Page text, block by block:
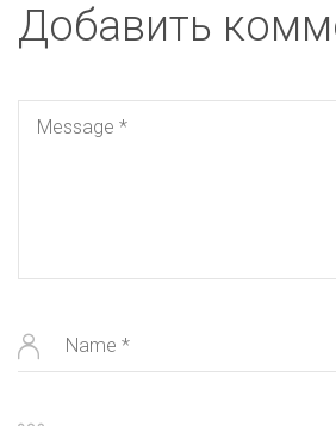
Добавить